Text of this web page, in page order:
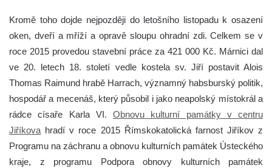
Kromě toho dojde nejpozději do letošního listopadu k osazení
oken, dveří a mříží a opravě sloupu ohradní zdi. Celkem se v
roce 2015 provedou stavební práce za 421 000 Kč. Márnici dal
ve 20. letech 18. století vedle kostela sv. Jiří postavit Alois
Thomas Raimund hrabě Harrach, významný habsburský politik,
hospodář a mecenáš, který působil i jako neapolský místokrál a
rádce císaře Karla VI. Obnovu kulturní památky v centru
Jiříkova hradí v roce 2015 Římskokatolická farnost Jiříkov z
Programu na záchranu a obnovu kulturních památek Ústeckého
kraje, z programu Podpora obnovy kulturních památek